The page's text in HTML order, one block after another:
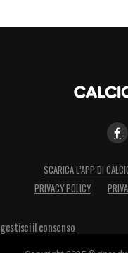
SCARICA L’APP DI
PRIVACY POLICY
gestisci il consenso